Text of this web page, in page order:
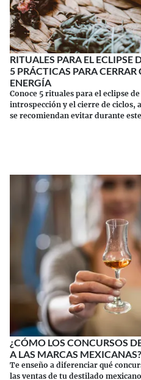
RITUALES PARA EL ECLIPSE
5 PRÁCTICAS PARA CERRAR
ENERGÍA
Conoce 5 rituales para el eclipse
introspección y el cierre de ciclos,
se recomiendan evitar durante
¿CÓMO LOS CONCURSOS
A LAS MARCAS MEXICANAS?
Te enseño a diferenciar qué
las ventas de tu destilado